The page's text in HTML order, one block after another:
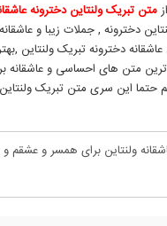
متن تبریک ولنتاین دخترونه
دخترونه , جملات زیبا و
دخترونه تبریک ولنتاین
حتما این سری متن تبریک
ولنتاین برای همسر و عشقم و